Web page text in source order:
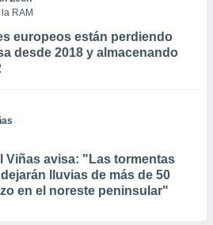
RAM
europeos están perdiendo
desde 2018 y almacenando
Viñas avisa: "Las tormentas
lluvias de más de 50
en el noreste peninsular"